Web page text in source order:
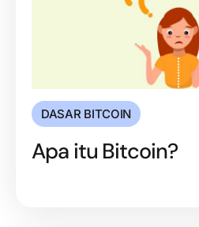
DASAR BITCOIN
Apa itu Bitcoin?